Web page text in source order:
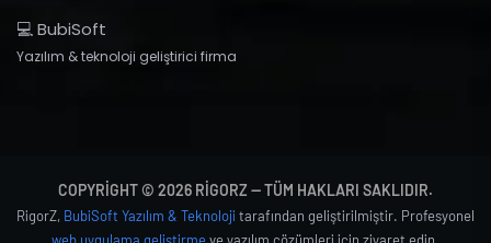
💻 BubiSoft
Yazılım & teknoloji geliştirici firma
COPYRIGHT © 2026 RIGORZ — TÜM HAKLARI SAKLIDIR.
RigorZ, BubiSoft Yazılım & Teknoloji tarafından geliştirilmiştir. Profesyonel
web uygulama geliştirmeve yazılım çözümleri için ziyaret edin.